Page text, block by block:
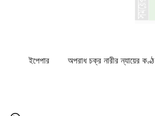
ইপেপার অপরাধ চক্র নারীর ন্যায়ের কণ্ঠ